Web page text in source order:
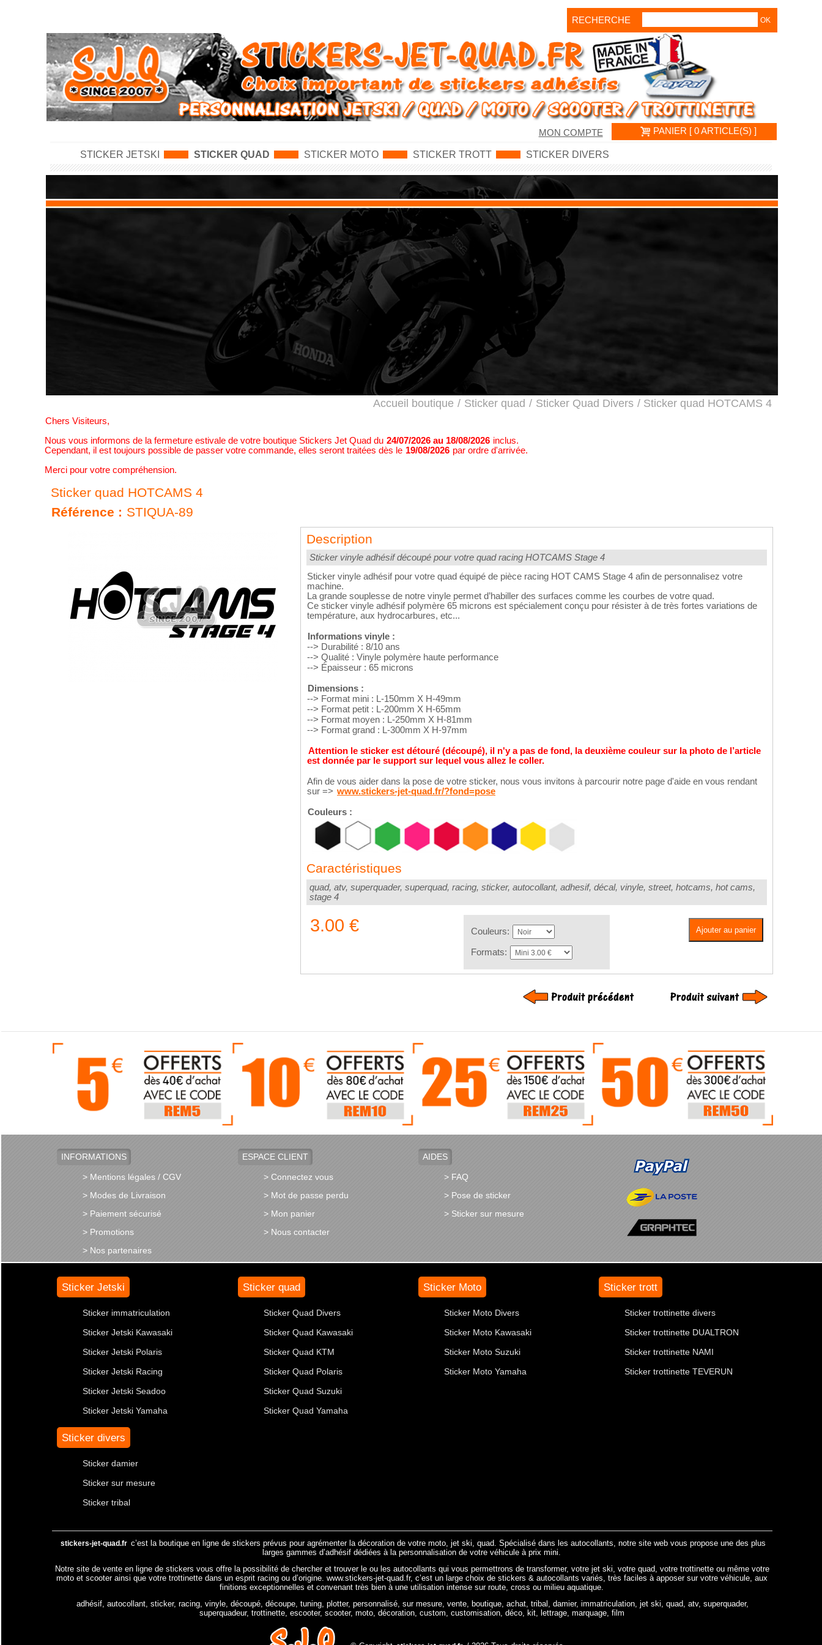
RECHERCHE
PANIER [ 0 ARTICLE(S) ]
MON COMPTE
STICKER JETSKI STICKER QUAD STICKER MOTO STICKER TROTT STICKER DIVERS
Accueil boutique / Sticker quad / Sticker Quad Divers / Sticker quad HOTCAMS 4
Chers Visiteurs,
Nous vous informons de la fermeture estivale de votre boutique Stickers Jet Quad du 24/07/2026 au 18/08/2026 inclus.
Cependant, il est toujours possible de passer votre commande, elles seront traitées dès le 19/08/2026 par ordre d'arrivée.
Merci pour votre compréhension.
Sticker quad HOTCAMS 4
Référence : STIQUA-89
Description
Sticker vinyle adhésif découpé pour votre quad racing HOTCAMS Stage 4
Sticker vinyle adhésif pour votre quad équipé de pièce racing HOT CAMS Stage 4 afin de personnalisez votre
machine.
La grande souplesse de notre vinyle permet d’habiller des surfaces comme les courbes de votre quad.
Ce sticker vinyle adhésif polymère 65 microns est spécialement conçu pour résister à de très fortes variations de
température, aux hydrocarbures, etc...
Informations vinyle :
--> Durabilité : 8/10 ans
--> Qualité : Vinyle polymère haute performance
--> Épaisseur : 65 microns
Dimensions :
--> Format mini : L-150mm X H-49mm
--> Format petit : L-200mm X H-65mm
--> Format moyen : L-250mm X H-81mm
--> Format grand : L-300mm X H-97mm
Attention le sticker est détouré (découpé), il n'y a pas de fond, la deuxième couleur sur la photo de l’article
est donnée par le support sur lequel vous allez le coller.
Afin de vous aider dans la pose de votre sticker, nous vous invitons à parcourir notre page d'aide en vous rendant
sur => www.stickers-jet-quad.fr/?fond=pose
Couleurs :
Caractéristiques
quad, atv, superquader, superquad, racing, sticker, autocollant, adhesif, décal, vinyle, street, hotcams, hot cams,
stage 4
3.00 € Couleurs:
Formats:
Ajouter au panier
INFORMATIONS
> Mentions légales / CGV
> Modes de Livraison
> Paiement sécurisé
> Promotions
> Nos partenaires
ESPACE CLIENT
> Connectez vous
> Mot de passe perdu
> Mon panier
> Nous contacter
AIDES
> FAQ
> Pose de sticker
> Sticker sur mesure
Sticker Jetski
Sticker immatriculation
Sticker Jetski Kawasaki
Sticker Jetski Polaris
Sticker Jetski Racing
Sticker Jetski Seadoo
Sticker Jetski Yamaha
Sticker quad
Sticker Quad Divers
Sticker Quad Kawasaki
Sticker Quad KTM
Sticker Quad Polaris
Sticker Quad Suzuki
Sticker Quad Yamaha
Sticker Moto
Sticker Moto Divers
Sticker Moto Kawasaki
Sticker Moto Suzuki
Sticker Moto Yamaha
Sticker trott
Sticker trottinette divers
Sticker trottinette DUALTRON
Sticker trottinette NAMI
Sticker trottinette TEVERUN
Sticker divers
Sticker damier
Sticker sur mesure
Sticker tribal
stickers-jet-quad.fr c’est la boutique en ligne de stickers prévus pour agrémenter la décoration de votre moto, jet ski, quad. Spécialisé dans les autocollants, notre site web vous propose une des plus
larges gammes d’adhésif dédiées à la personnalisation de votre véhicule à prix mini.
Notre site de vente en ligne de stickers vous offre la possibilité de chercher et trouver le ou les autocollants qui vous permettrons de transformer, votre jet ski, votre quad, votre trottinette ou même votre
moto et scooter ainsi que votre trottinette dans un esprit racing ou d’origine. www.stickers-jet-quad.fr, c’est un large choix de stickers & autocollants variés, très faciles à apposer sur votre véhicule, aux
finitions exceptionnelles et convenant très bien à une utilisation intense sur route, cross ou milieu aquatique.
adhésif, autocollant, sticker, racing, vinyle, découpé, découpe, tuning, plotter, personnalisé, sur mesure, vente, boutique, achat, tribal, damier, immatriculation, jet ski, quad, atv, superquader,
superquadeur, trottinette, escooter, scooter, moto, décoration, custom, customisation, déco, kit, lettrage, marquage, film